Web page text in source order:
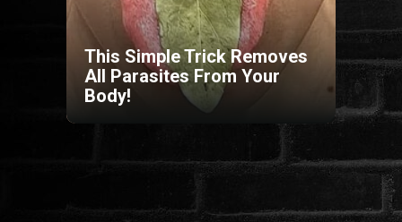
FANTASY
This Simple Trick Removes
All Parasites From Your
Body!